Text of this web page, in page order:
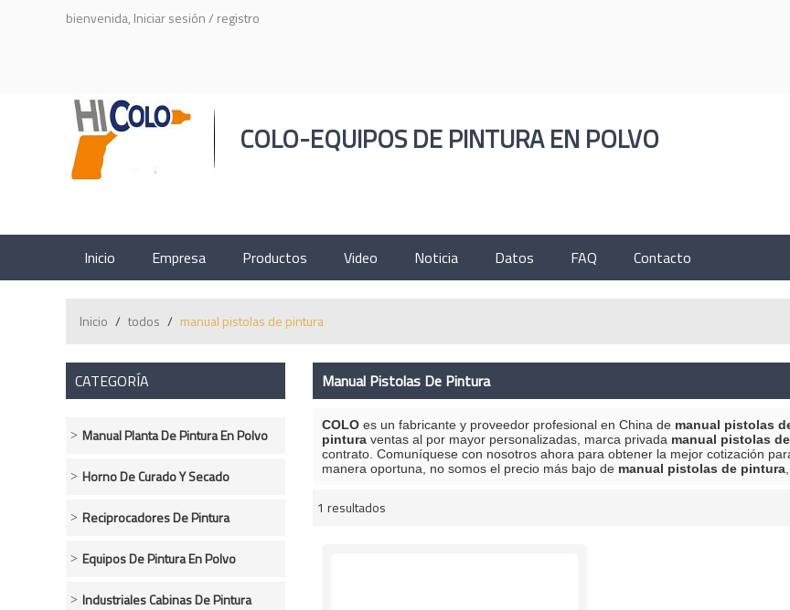
bienvenida, Iniciar sesión/ registro
COLO-EQUIPOS DE PINTURA EN POLVO
Inicio Empresa Productos Video Noticia Datos FAQ Contacto
Inicio / todos / manual pistolas de pintura
CATEGORÍA
Manual Planta De Pintura En Polvo
Horno De Curado Y Secado
Reciprocadores De Pintura
Equipos De Pintura En Polvo
Industriales Cabinas De Pintura
Manual Pistolas De Pintura
COLO es un fabricante y proveedor profesional en China de manual pistolas
pintura ventas al por mayor personalizadas, marca privada manual pistolas
contrato. Comuníquese con nosotros ahora para obtener la mejor cotización
manera oportuna, no somos el precio más bajo de manual pistolas de pintura
1 resultados
escaparate